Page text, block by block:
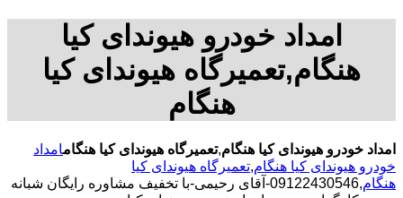
امداد خودرو هیوندای کیا
هنگام,تعمیرگاه هیوندای کیا
هنگام
امداد خودرو هیوندای کیا هنگام,تعمیرگاه هیوندای کیا هنگامامداد
خودرو هیوندای کیا هنگام,تعمیرگاه هیوندای کیا
هنگام
,09122430546-آقای رحیمی-با تخفیف مشاوره رایگان شبانه